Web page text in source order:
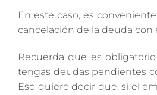
En este caso, es
cancelación de la deuda
Recuerda que es
tengas deudas pendientes
Eso quiere decir que, si el